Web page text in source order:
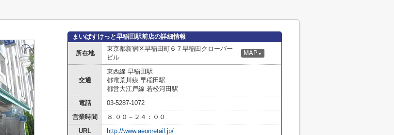
まいばすけっと早稲田駅前店の詳細情報
所在地
東京都新宿区早稲田町６７早稲田クローバー
ビル
MAP ▼
交通
東西線 早稲田駅
都電荒川線 早稲田駅
都営大江戸線 若松河田駅
電話
03-5287-1072
営業時間
８:００－２４：００
URL
http://www.aeonretail.jp/